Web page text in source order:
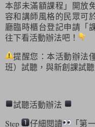
本部未滿額課程」開放
容和講師風格的民眾可
廳臨時櫃台登記申請「
往下看活動辦法吧！
提醒您：本活動辦法
班）試聽，與新創課試
試聽活動辦法
Step
仔細閱讀 「第